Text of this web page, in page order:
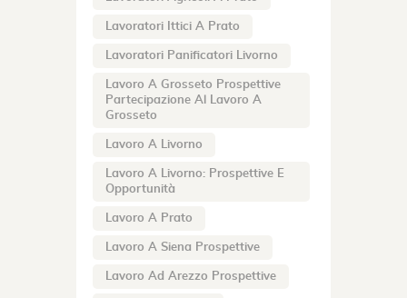
Lavoratori Ittici A Prato
Lavoratori Panificatori Livorno
Lavoro A Grosseto Prospettive
Partecipazione Al Lavoro A
Grosseto
Lavoro A Livorno
Lavoro A Livorno: Prospettive E
Opportunità
Lavoro A Prato
Lavoro A Siena Prospettive
Lavoro Ad Arezzo Prospettive